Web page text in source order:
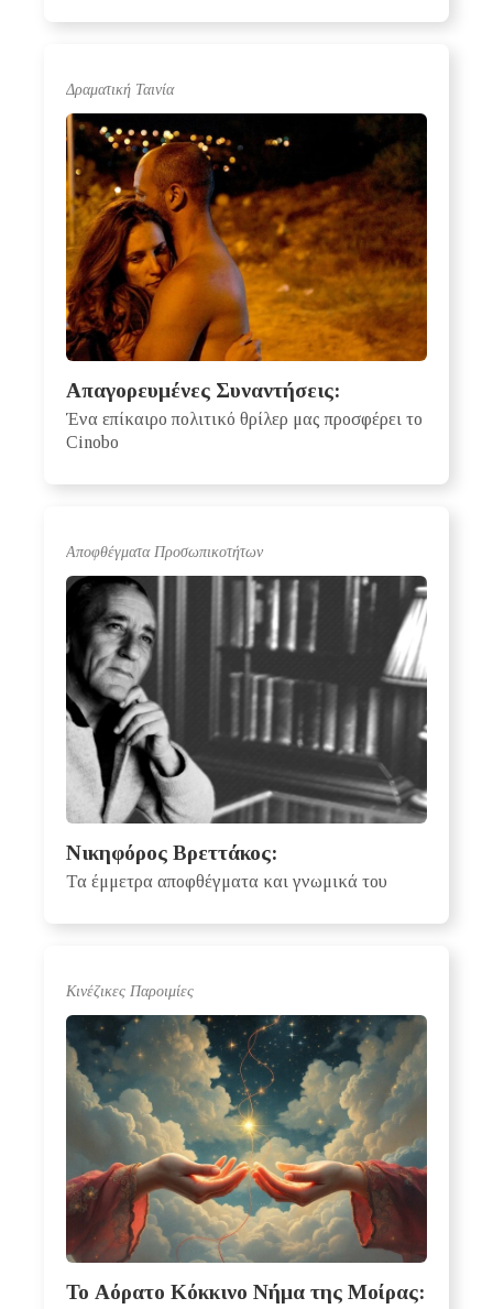
Δραματική Ταινία
Απαγορευμένες Συναντήσεις:
Ένα επίκαιρο πολιτικό θρίλερ μας προσφέρει το
Cinobo
Αποφθέγματα Προσωπικοτήτων
Νικηφόρος Βρεττάκος:
Τα έμμετρα αποφθέγματα και γνωμικά του
Κινέζικες Παροιμίες
Το Αόρατο Κόκκινο Νήμα της Μοίρας: